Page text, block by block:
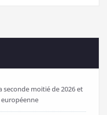
seconde moitié de 2026 et
européenne